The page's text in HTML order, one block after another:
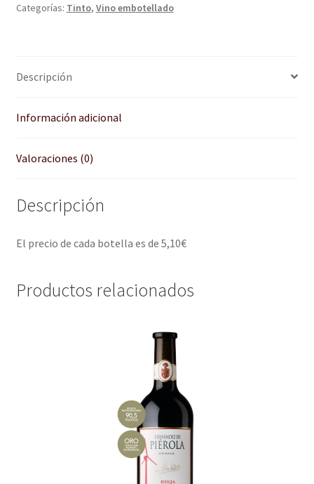
Categorías: Tinto, Vino embotellado
Descripción
Información adicional
Valoraciones (0)
Descripción
El precio de cada botella es de 5,10€
Productos relacionados